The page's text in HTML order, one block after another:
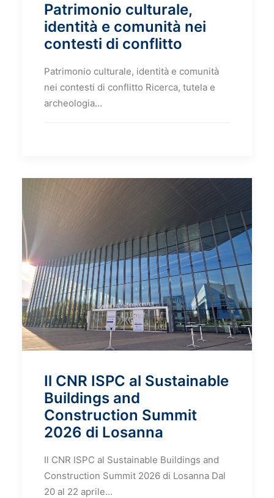
Patrimonio culturale,
identità e comunità nei
contesti di conflitto
Patrimonio culturale, identità e comunità
nei contesti di conflitto Ricerca, tutela e
archeologia…
Il CNR ISPC al Sustainable
Buildings and
Construction Summit
2026 di Losanna
Il CNR ISPC al Sustainable Buildings and
Construction Summit 2026 di Losanna Dal
20 al 22 aprile…